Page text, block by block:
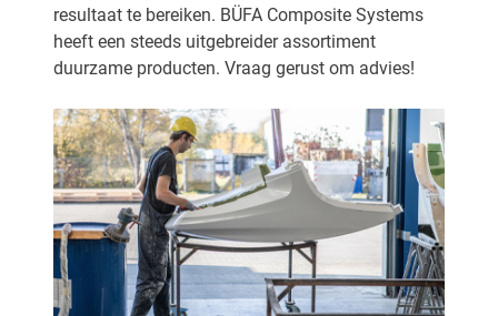
resultaat te bereiken. BÜFA Composite Systems
heeft een steeds uitgebreider assortiment
duurzame producten. Vraag gerust om advies!